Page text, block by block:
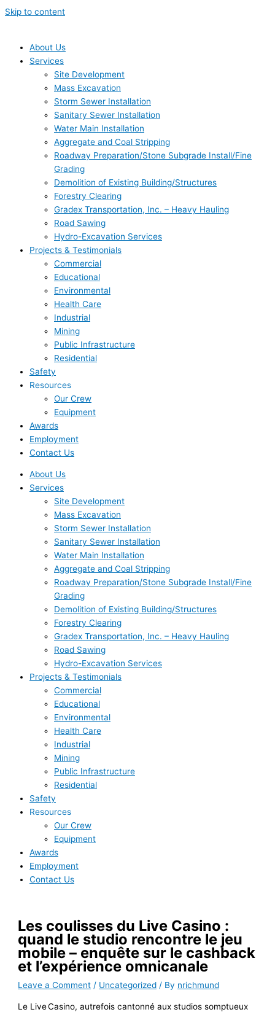
Skip to content
About Us
Services
Site Development
Mass Excavation
Storm Sewer Installation
Sanitary Sewer Installation
Water Main Installation
Aggregate and Coal Stripping
Roadway Preparation/Stone Subgrade Install/Fine
Grading
Demolition of Existing Building/Structures
Forestry Clearing
Gradex Transportation, Inc. – Heavy Hauling
Road Sawing
Hydro-Excavation Services
Projects & Testimonials
Commercial
Educational
Environmental
Health Care
Industrial
Mining
Public Infrastructure
Residential
Safety
Resources
Our Crew
Equipment
Awards
Employment
Contact Us
About Us
Services
Site Development
Mass Excavation
Storm Sewer Installation
Sanitary Sewer Installation
Water Main Installation
Aggregate and Coal Stripping
Roadway Preparation/Stone Subgrade Install/Fine
Grading
Demolition of Existing Building/Structures
Forestry Clearing
Gradex Transportation, Inc. – Heavy Hauling
Road Sawing
Hydro-Excavation Services
Projects & Testimonials
Commercial
Educational
Environmental
Health Care
Industrial
Mining
Public Infrastructure
Residential
Safety
Resources
Our Crew
Equipment
Awards
Employment
Contact Us
Les coulisses du Live Casino :
quand le studio rencontre le jeu
mobile – enquête sur le cashback
et l’expérience omnicanale
Leave a Comment / Uncategorized / By nrichmund
Le Live Casino, autrefois cantonné aux studios somptueux